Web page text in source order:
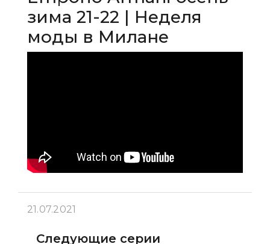
зима 21-22 | Неделя
моды в Милане
21.07.2021
Следующие серии